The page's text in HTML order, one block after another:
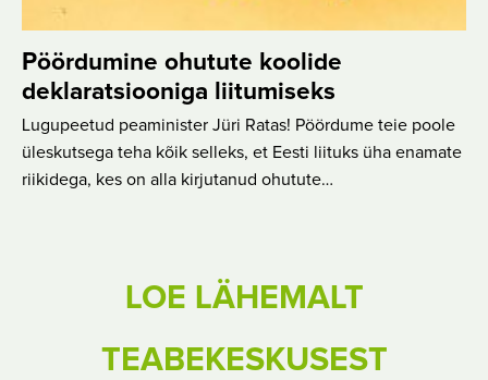
Pöördumine ohutute koolide
deklaratsiooniga liitumiseks
Lugupeetud peaminister Jüri Ratas! Pöördume teie poole
üleskutsega teha kõik selleks, et Eesti liituks üha enamate
riikidega, kes on alla kirjutanud ohutute…
LOE LÄHEMALT
TEABEKESKUSEST